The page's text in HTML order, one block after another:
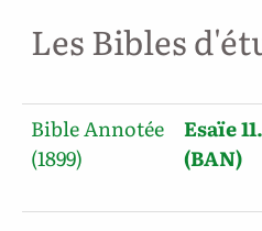
Les Bibles
Bible Annotée
(1899)
Esaïe
(BAN)